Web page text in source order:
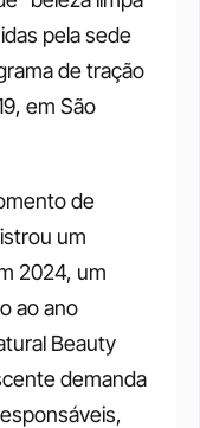
pela sede
de tração
em São
de
um
2024, um
ao ano
Beauty
demanda